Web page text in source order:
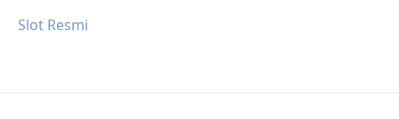
Slot Resmi